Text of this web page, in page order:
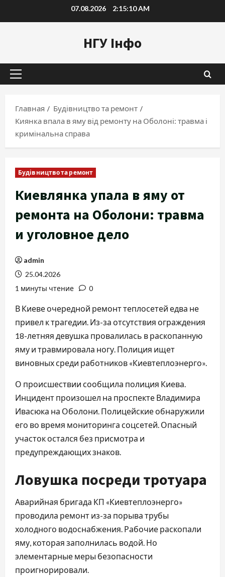
к
07.08.2026 2:15:11 AM
НГУ Інфо
Основное
Главная
Будівництво та ремонт
Киянка впала в яму від ремонту на Оболоні: травма і
кримінальна справа
Будівництво та ремонт
Киевлянка упала в яму от
ремонта на Оболони: травма
и уголовное дело
admin
25.04.2026
1 минуты чтение
0
В Киеве очередной ремонт теплосетей едва не
привел к трагедии. Из-за отсутствия ограждения
18-летняя девушка провалилась в раскопанную
яму и травмировала ногу. Полиция ищет
виновных среди работников «Киевтеплоэнерго».
О происшествии сообщила полиция Киева.
Инцидент произошел на проспекте Владимира
Ивасюка на Оболони. Полицейские обнаружили
его во время мониторинга соцсетей. Опасный
участок остался без присмотра и
предупреждающих знаков.
Ловушка посреди тротуара
Аварийная бригада КП «Киевтеплоэнерго»
проводила ремонт из-за порыва трубы
холодного водоснабжения. Рабочие раскопали
яму, которая заполнилась водой. Но
элементарные меры безопасности
проигнорировали.